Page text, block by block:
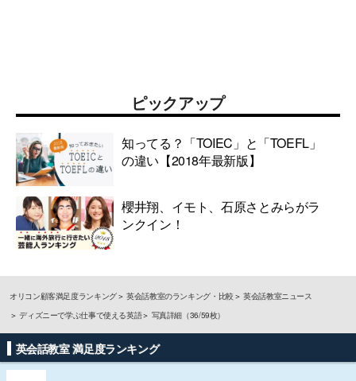
ピックアップ
知ってる？「TOIEC」と「TOEFL」
の違い【2018年最新版】
櫻井翔、イモト、石原さとみらがラ
ンクイン！
オリコン顧客満足度ランキング 英会話教室のランキング・比較
英会話教室ニュース
ディズニーで学ぶ仕事で使える英語
写真詳細（36/59枚）
英会話教室 満足度ランキング